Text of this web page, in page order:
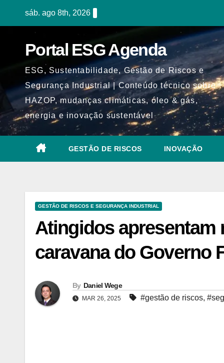
sáb. ago 8th, 2026
Portal ESG Agenda
ESG, Sustentabilidade, Gestão de Riscos e
Segurança Industrial | Conteúdo técnico sobre
HAZOP, mudanças climáticas, óleo & gás,
energia e inovação sustentável
GESTÃO DE RISCOS INOVAÇÃO
GESTÃO DE RISCOS E SEGURANÇA INDUSTRIAL
Atingidos apresentam
caravana do Governo
By Daniel Wege
MAR 26, 2025 #gestão de riscos,